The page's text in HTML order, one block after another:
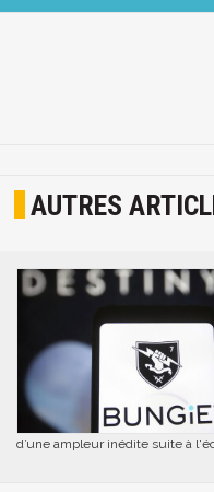
AUTRES
d’une ampleur inédite suite à